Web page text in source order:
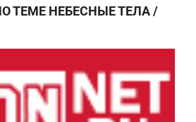
ТЕМЕ НЕБЕСНЫЕ ТЕЛА /